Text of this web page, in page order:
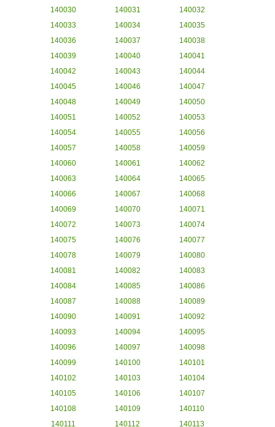
140030
140031
140032
140033
140034
140035
140036
140037
140038
140039
140040
140041
140042
140043
140044
140045
140046
140047
140048
140049
140050
140051
140052
140053
140054
140055
140056
140057
140058
140059
140060
140061
140062
140063
140064
140065
140066
140067
140068
140069
140070
140071
140072
140073
140074
140075
140076
140077
140078
140079
140080
140081
140082
140083
140084
140085
140086
140087
140088
140089
140090
140091
140092
140093
140094
140095
140096
140097
140098
140099
140100
140101
140102
140103
140104
140105
140106
140107
140108
140109
140110
140111
140112 140113